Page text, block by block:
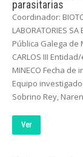
parasitarias
Coordinador:
LABORATORIES
Pública Galega de
CARLOS III
MINECO Fecha de
Equipo
Sobrino Rey,
Ver